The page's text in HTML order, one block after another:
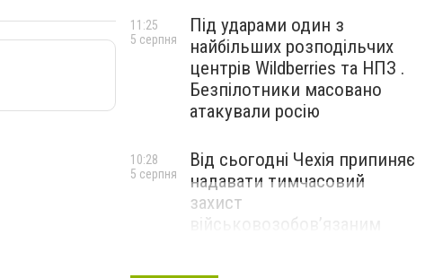
Під ударами один з
найбільших розподільчих
центрів Wildberries та НПЗ .
Безпілотники масовано
атакували росію
11:25
5 серпня
Від сьогодні Чехія припиняє
надавати тимчасовий
захист
військовозобов’язаним
10:28
5 серпня